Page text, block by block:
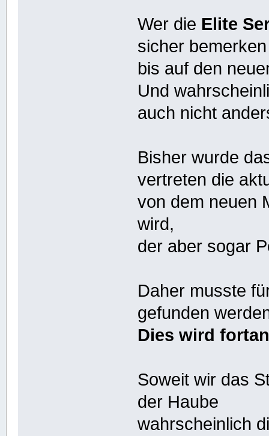
Wer die Elite
sicher
bis auf den
Und
auch nicht
Bisher wurde
vertreten die
von dem neuen
wird,
der aber sogar
Daher musste
gefunden
Dies wird
Soweit wir das
der Haube
wahrscheinlich